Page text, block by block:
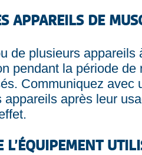
APPAREILS DE
de plusieurs
pendant la période
Communiquez avec
appareils après leur
L’ÉQUIPEMENT